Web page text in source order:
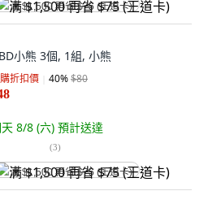
满 $1,500 再省 $75 (王道卡)
小熊 3個, 1組, 小熊
折扣價 40%$80
8/8 (六) 預計送達
(3)
满 $1,500 再省 $75 (王道卡)